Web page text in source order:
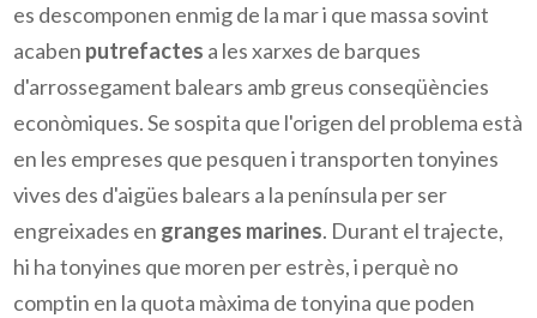
es descomponen enmig de la mar i que massa sovint
acaben putrefactes a les xarxes de barques
d'arrossegament balears amb greus conseqüències
econòmiques. Se sospita que l'origen del problema està
en les empreses que pesquen i transporten tonyines
vives des d'aigües balears a la península per ser
engreixades en granges marines. Durant el trajecte,
hi ha tonyines que moren per estrès, i perquè no
comptin en la quota màxima de tonyina que poden